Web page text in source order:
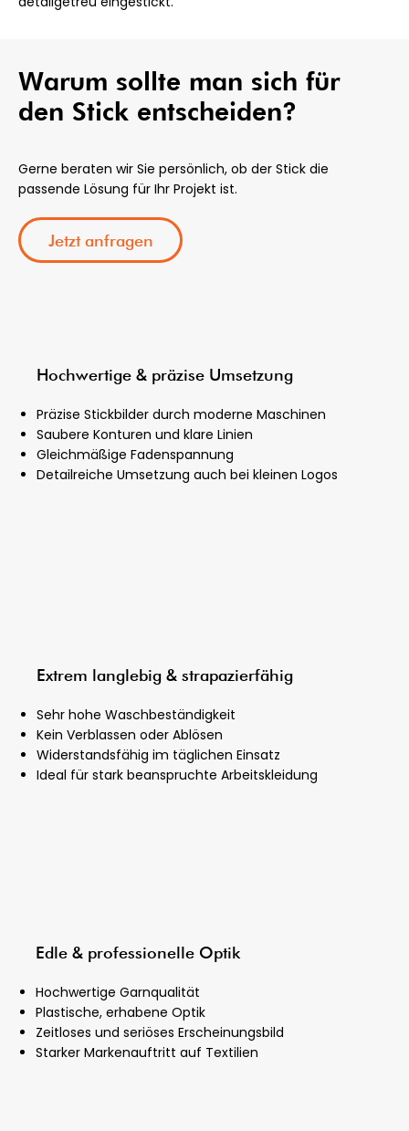
Warum sollte man sich für
den Stick entscheiden?
Gerne beraten wir Sie persönlich, ob der Stick die
passende Lösung für Ihr Projekt ist.
Jetzt anfragen
Hochwertige & präzise Umsetzung
Präzise Stickbilder durch moderne Maschinen
Saubere Konturen und klare Linien
Gleichmäßige Fadenspannung
Detailreiche Umsetzung auch bei kleinen Logos
Extrem langlebig & strapazierfähig
Sehr hohe Waschbeständigkeit
Kein Verblassen oder Ablösen
Widerstandsfähig im täglichen Einsatz
Ideal für stark beanspruchte Arbeitskleidung
Edle & professionelle Optik
Hochwertige Garnqualität
Plastische, erhabene Optik
Zeitloses und seriöses Erscheinungsbild
Starker Markenauftritt auf Textilien